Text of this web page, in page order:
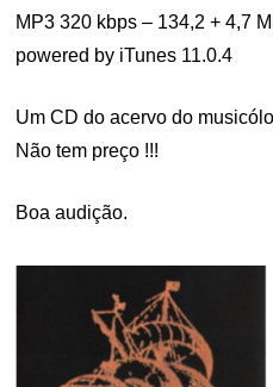
MP3 320 kbps – 134,2 + 4,7
powered by iTunes 11.0.4
Um CD do acervo do
Não tem preço !!!
Boa audição.